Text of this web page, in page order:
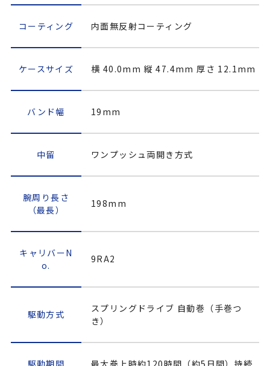
コーティング 内面無反射コーティング
ケースサイズ 横 40.0mm 縦 47.4mm 厚さ 12.1mm
バンド幅 19mm
中留 ワンプッシュ両開き方式
腕周り長さ
（最長）
198mm
キャリバーN
o.
9RA2
駆動方式
スプリングドライブ 自動巻（手巻つ
き）